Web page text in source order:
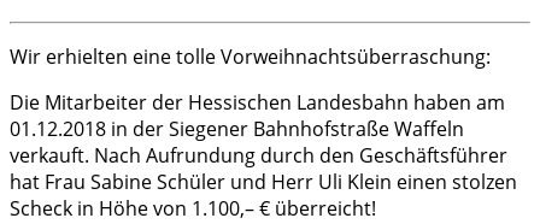
Wir erhielten eine tolle Vorweihnachtsüberraschung:
Die Mitarbeiter der Hessischen Landesbahn haben am
01.12.2018 in der Siegener Bahnhofstraße Waffeln
verkauft. Nach Aufrundung durch den Geschäftsführer
hat Frau Sabine Schüler und Herr Uli Klein einen stolzen
Scheck in Höhe von 1.100,– € überreicht!